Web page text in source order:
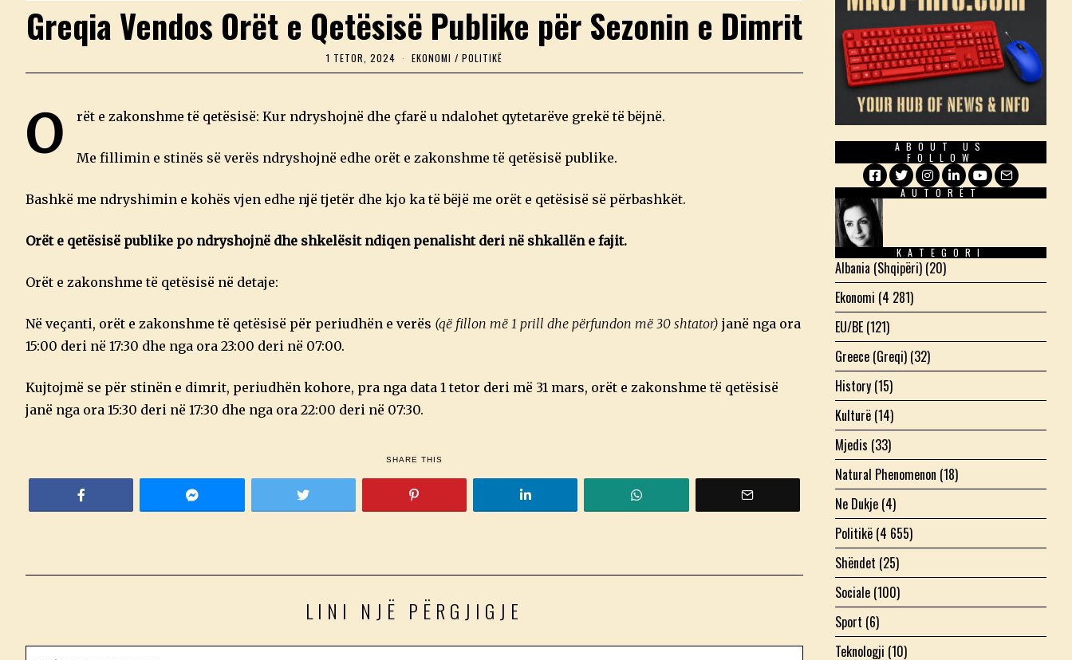
Greqia Vendos Orët e Qetësisë Publike për Sezonin e Dimrit
1 TETOR, 2024
T
R
0
EKONOMI / POLITIKË
O rët e zakonshme të qetësisë: Kur ndryshojnë dhe çfarë u ndalohet qytetarëve grekë të bëjnë.
Me fillimin e stinës së verës ndryshojnë edhe orët e zakonshme të qetësisë publike.
Bashkë me ndryshimin e kohës vjen edhe një tjetër dhe kjo ka të bëjë me orët e qetësisë së përbashkët.
Orët e qetësisë publike po ndryshojnë dhe shkelësit ndiqen penalisht deri në shkallën e fajit.
Orët e zakonshme të qetësisë në detaje:
Në veçanti, orët e zakonshme të qetësisë për periudhën e verës (që fillon më 1 prill dhe përfundon më 30 shtator) janë nga ora
15:00 deri në 17:30 dhe nga ora 23:00 deri në 07:00.
Kujtojmë se për stinën e dimrit, periudhën kohore, pra nga data 1 tetor deri më 31 mars, orët e zakonshme të qetësisë
janë nga ora 15:30 deri në 17:30 dhe nga ora 22:00 deri në 07:30.
SHARE THIS
LINI NJË PËRGJIGJE
ABOUT US
FOLLOW
Facebook
TwitterInstagram
LinkedIn
YouTube
Email
AUTORËT
KATEGORI
Albania (Shqipëri) (20)
Ekonomi (4 281)
EU/BE (121)
Greece (Greqi) (32)
History (15)
Kulturë (14)
Mjedis (33)
Natural Phenomenon (18)
Ne Dukje (4)
Politikë (4 655)
Shëndet (25)
Sociale (100)
Sport (6)
Teknologji (10)